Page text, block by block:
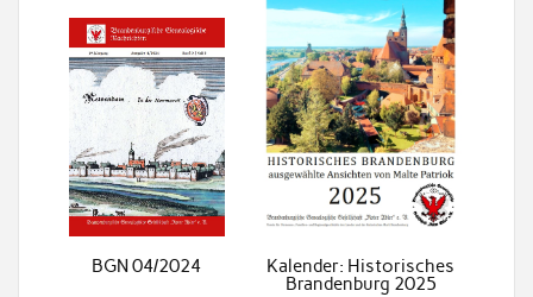
BGN 04/2024
Kalender: Historisches
Brandenburg 2025